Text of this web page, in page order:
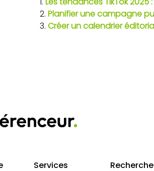
Planifier une campagne
Créer un calendrier
Services